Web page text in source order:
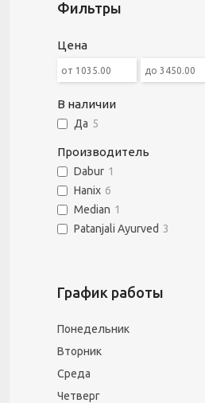
Фильтры
Цена
В наличии
Да 5
Производитель
Dabur 1
Hanix 6
Median 1
Patanjali Ayurved 3
График работы
Понедельник
Вторник
Среда
Четверг